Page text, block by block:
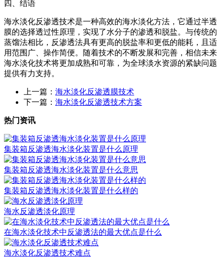
四、结语
海水淡化反渗透技术是一种高效的海水淡化方法，它通过半透
膜的选择透过性原理，实现了水分子的渗透和脱盐。与传统的
蒸馏法相比，反渗透法具有更高的脱盐率和更低的能耗，且适
用范围广、操作简便。随着技术的不断发展和完善，相信未来
海水淡化技术将更加成熟和可靠，为全球淡水资源的紧缺问题
提供有力支持。
上一篇： 海水淡化反渗透膜技术
下一篇： 海水淡化反渗透技术方案
热门资讯
集装箱反渗透海水淡化装置是什么原理
集装箱反渗透海水淡化装置是什么意思
集装箱反渗透海水淡化装置是什么样的
海水反渗透淡化原理
在海水淡化技术中反渗透法的最大优点是什么
海水淡化反渗透技术难点